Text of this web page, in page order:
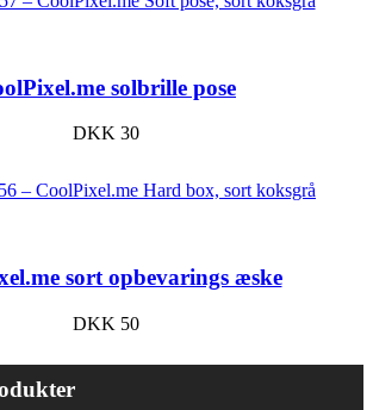
solbrille pose
DKK 30
sort opbevarings æske
DKK 50